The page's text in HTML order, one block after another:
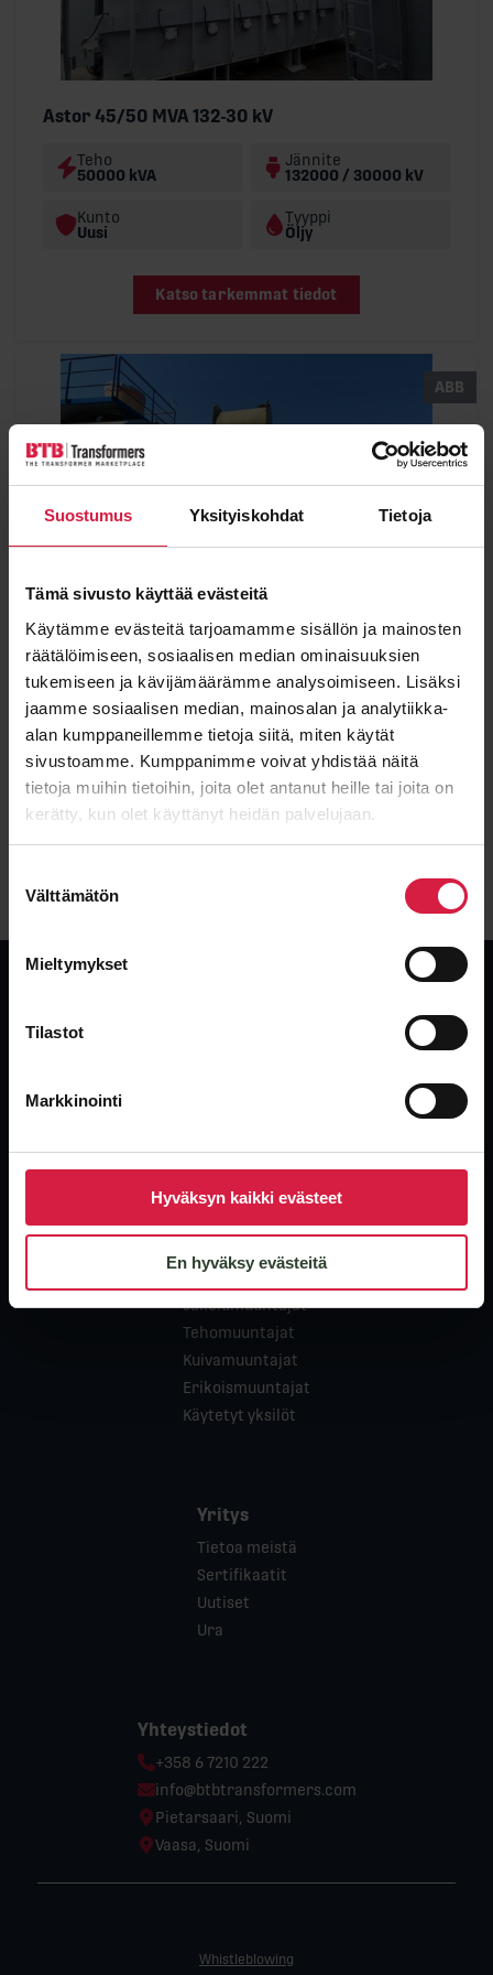
Suostumus Yksityiskohdat Tietoja
Tämä sivusto käyttää evästeitä
Käytämme evästeitä tarjoamamme sisällön ja mainosten
räätälöimiseen, sosiaalisen median ominaisuuksien
tukemiseen ja kävijämäärämme analysoimiseen. Lisäksi
jaamme sosiaalisen median, mainosalan ja analytiikka-
alan kumppaneillemme tietoja siitä, miten käytät
sivustoamme. Kumppanimme voivat yhdistää näitä
tietoja muihin tietoihin, joita olet antanut heille tai joita on
kerätty, kun olet käyttänyt heidän palvelujaan.
valinta
Välttämätön
Mieltymykset
Tilastot
Markkinointi
Hyväksyn kaikki evästeet
En hyväksy evästeitä
Astor 45/50 MVA 132-30 kV
Teho
50000 kVA
Jännite
132000 / 30000 kV
Kunto
Uusi
Tyyppi
Öljy
Katso tarkemmat tiedot
ABB
ABB 8MVA 21/6kV
Teho
8000 kVA
Jännite
21000 / 6000 kV
Kunto
Käytetty
Tyyppi
Öljy
Katso tarkemmat tiedot
Tuotteet
Jakelumuuntajat
Tehomuuntajat
Kuivamuuntajat
Erikoismuuntajat
Käytetyt yksilöt
Yritys
Tietoa meistä
Sertifikaatit
Uutiset
Ura
Yhteystiedot
Phone:
+358 6 7210 222
Email:
info@btbtransformers.com
Location:
Pietarsaari, Suomi
Location:
Vaasa, Suomi
Whistleblowing